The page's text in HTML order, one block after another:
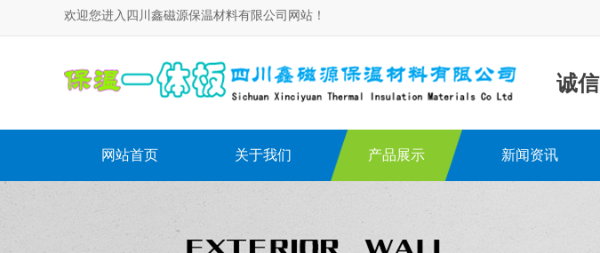
欢迎您进入四川鑫磁源保温材料有限公司网站！
诚信
网站首页 关于我们 产品展示 新闻资讯